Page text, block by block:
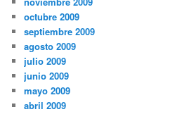
octubre 2009
septiembre 2009
agosto 2009
julio 2009
junio 2009
mayo 2009
abril 2009